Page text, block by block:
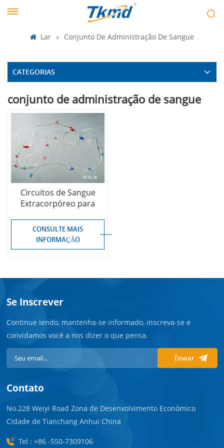
Lar Conjunto De Administração De Sangue
CATEGORIAS
conjunto de administração de sangue
Circuitos de Sangue
Extracorpóreo para
CONSULTE MAIS
INFORMAÇÃO
Se Inscrever
Continue lendo, mantenha-se informado, inscreva-se e
convidamos você a nos dizer o que pensa.
Enviar
Contato
No.228 Weiyi Road Zona de Desenvolvimento Econômico
Cidade de Tianchang Anhui China
Tel : +86 -550-7309106